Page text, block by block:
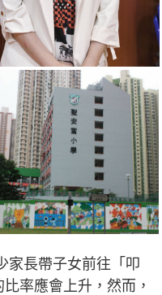
家長帶子女前往「叩
率應會上升，然而，